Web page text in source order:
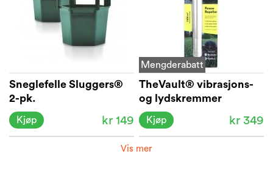
Sneglefelle Sluggers®
2-pk.
kr 149
Kjøp
Mengderabatt
TheVault® vibrasjons-
og lydskremmer
kr 349
Kjøp
Vis mer